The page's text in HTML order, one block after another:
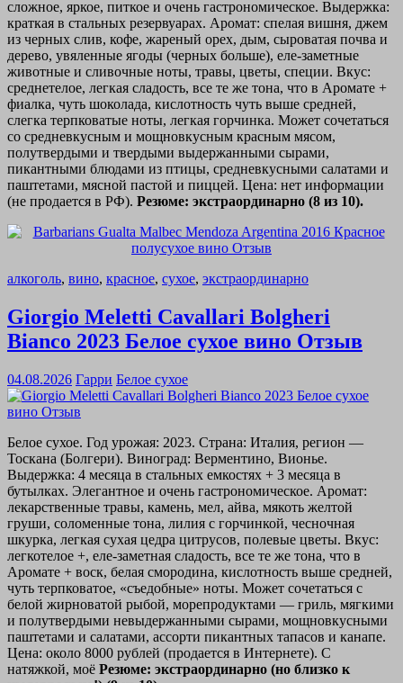
сложное, яркое, питкое и очень гастрономическое. Выдержка:
краткая в стальных резервуарах. Аромат: спелая вишня, джем
из черных слив, кофе, жареный орех, дым, сыроватая почва и
дерево, увяленные ягоды (черных больше), еле-заметные
животные и сливочные ноты, травы, цветы, специи. Вкус:
среднетелое, легкая сладость, все те же тона, что в Аромате +
фиалка, чуть шоколада, кислотность чуть выше средней,
слегка терпковатые ноты, легкая горчинка. Может сочетаться
со средневкусным и мощновкусным красным мясом,
полутвердыми и твердыми выдержанными сырами,
пикантными блюдами из птицы, средневкусными салатами и
паштетами, мясной пастой и пиццей. Цена: нет информации
(не продается в РФ). Резюме: экстраординарно (8 из 10).
алкоголь, вино, красное, сухое, экстраординарно
Giorgio Meletti Cavallari Bolgheri
Bianco 2023 Белое сухое вино Отзыв
04.08.2026 Гарри Белое сухое
Белое сухое. Год урожая: 2023. Страна: Италия, регион —
Тоскана (Болгери). Виноград: Верментино, Вионье.
Выдержка: 4 месяца в стальных емкостях + 3 месяца в
бутылках. Элегантное и очень гастрономическое. Аромат:
лекарственные травы, камень, мел, айва, мякоть желтой
груши, соломенные тона, лилия с горчинкой, чесночная
шкурка, легкая сухая цедра цитрусов, полевые цветы. Вкус:
легкотелое +, еле-заметная сладость, все те же тона, что в
Аромате + воск, белая смородина, кислотность выше средней,
чуть терпковатое, «съедобные» ноты. Может сочетаться с
белой жирноватой рыбой, морепродуктами — гриль, мягкими
и полутвердыми невыдержанными сырами, мощновкусными
паштетами и салатами, ассорти пикантных тапасов и канапе.
Цена: около 8000 рублей (продается в Интернете). С
натяжкой, моё Резюме: экстраординарно (но близко к